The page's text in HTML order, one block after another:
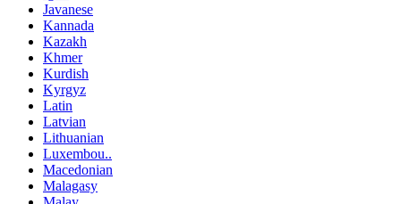
Javanese
Kannada
Kazakh
Khmer
Kurdish
Kyrgyz
Latin
Latvian
Lithuanian
Luxembou..
Macedonian
Malagasy